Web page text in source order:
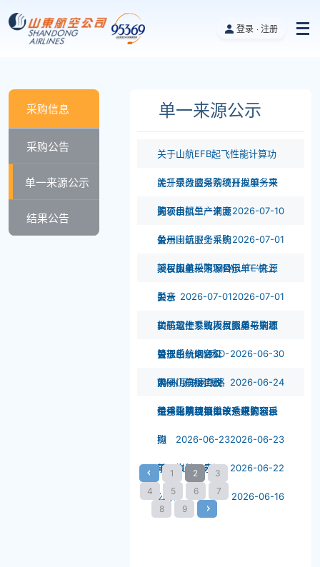
登录 注册
采购信息
采购公告
单一来源公示
结果公告
单一来源公示
关于山航EFB起飞性能计算功
能升级改造采购项目拟单一来
源公示 2026-07-10
关于票务服务系统开发服务采
购项目拟单一来源
公示 2026-07-01
关于山航生产调度
备用固话服务采购
项目拟单一来源公示
2026-07-01
关于山航卫士系统
授权服务采购项目拟单一来源
公示 2026-07-01
关于山航松下‘MPA LITE’机上
影音
转码软件采购项目拟单一来源
公示 2026-06-30
关于
山航卫士系统授权服务采购项
目拟单一来源公
示 2026-06-24
关于运控专业人员资质与训练
管理系统IAM和
内网门户接口改
造采购项目拟单一来源公示
2026-06-23
关于山航烟台SD-
WAN互联网线路
租用采购项目拟单一来源公示
2026-06-23
关于山航财资税
一体化系统接口改造采购项目
拟
单一来源公示 2026-06-22
关于山航视频会议系统扩容采
购
项目拟单一来源
公示 2026-06-16
1 2
3
4
5 6
7
8
9